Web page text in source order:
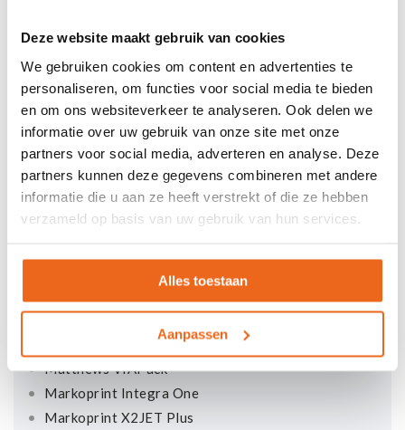
Deze website maakt gebruik van cookies
We gebruiken cookies om content en advertenties te
personaliseren, om functies voor social media te bieden
en om ons websiteverkeer te analyseren. Ook delen we
informatie over uw gebruik van onze site met onze
partners voor social media, adverteren en analyse. Deze
partners kunnen deze gegevens combineren met andere
informatie die u aan ze heeft verstrekt of die ze hebben
verzameld op basis van uw gebruik van hun services.
Alles toestaan
Aanpassen
ALE FleX serie
HOGE RESOLUTIE INKJET
CARTRIDGE
Matthews VIAPack
Markoprint Integra One
Markoprint X2JET Plus